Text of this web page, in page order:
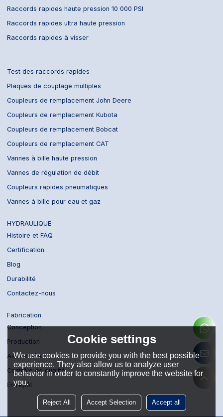
Raccords rapides haute pression 10 000 PSI
Raccords rapides ultra haute pression
Raccords rapides à visser
Test des raccords rapides
Plaques de couplage multiples
Coupleurs de remplacement John Deere
Coupleurs de remplacement Kubota
Coupleurs de remplacement Bobcat
Coupleurs de remplacement CAT
Vannes à bille haute pression
Vannes de régulation de débit
Coupleurs rapides pneumatiques
Vannes à bille pour eau et gaz
HYDRAULIQUE
Histoire et FAQ
Certification
Blog
Durabilité
Contactez-nous
Fabrication
Conception
Production
Assemblée
Contrôle de qualité
Entrepôt
Cookie settings
We use cookies to provide you with the best possible
experience. They also allow us to analyze user
behavior in order to constantly improve the website for
you.
Reject All Accept Selection Accept all